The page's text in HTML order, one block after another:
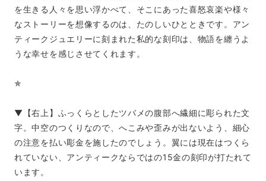
を生きる人々を思い浮かべて、そこにあった喜怒哀楽や様々
なストーリーを想像するのは、たのしいひとときです。アン
ティークジュエリーに刻まれた私的な刻印は、物語を纏うよ
うな幸せを感じさせてくれます。
✯
▼【右上】ふっくらとしたツバメの腹部へ繊細に彫られた文
字。中空のつくりなので、へこみや歪みが出ないよう、細心
の注意を払い彫金を施したのでしょう。翼には現在はつくら
れていない、アンティークならではの15金の刻印が打たれて
います。